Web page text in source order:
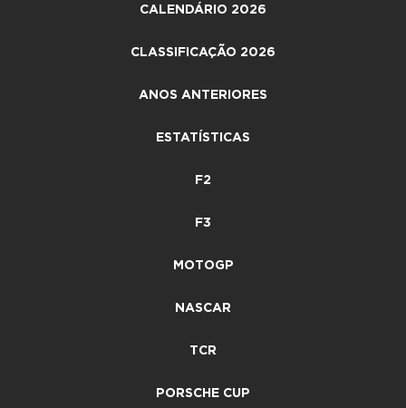
CALENDÁRIO 2026
CLASSIFICAÇÃO 2026
ANOS ANTERIORES
ESTATÍSTICAS
F2
F3
MOTOGP
NASCAR
TCR
PORSCHE CUP